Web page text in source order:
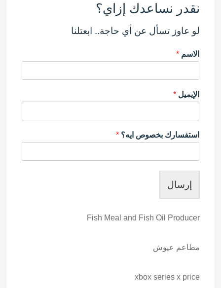
نقدر نساعدك إزاي؟
لو عاوز تسأل عن أي حاجة.. ابعتلنا
الاسم *
الإيميل *
استفسارك بخصوص ايه؟ *
إرسال
Fish Meal and Fish Oil Producer
مطاعم عيوش
xbox series x price